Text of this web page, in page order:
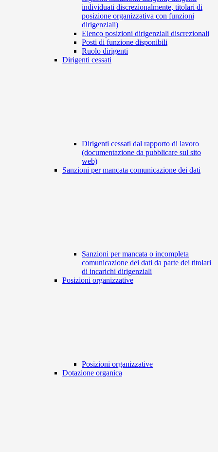
individuati discrezionalmente, titolari di
posizione organizzativa con funzioni
dirigenziali)
Elenco posizioni dirigenziali discrezionali
Posti di funzione disponibili
Ruolo dirigenti
Dirigenti cessati
Dirigenti cessati dal rapporto di lavoro
(documentazione da pubblicare sul sito
web)
Sanzioni per mancata comunicazione dei dati
Sanzioni per mancata o incompleta
comunicazione dei dati da parte dei titolari
di incarichi dirigenziali
Posizioni organizzative
Posizioni organizzative
Dotazione organica